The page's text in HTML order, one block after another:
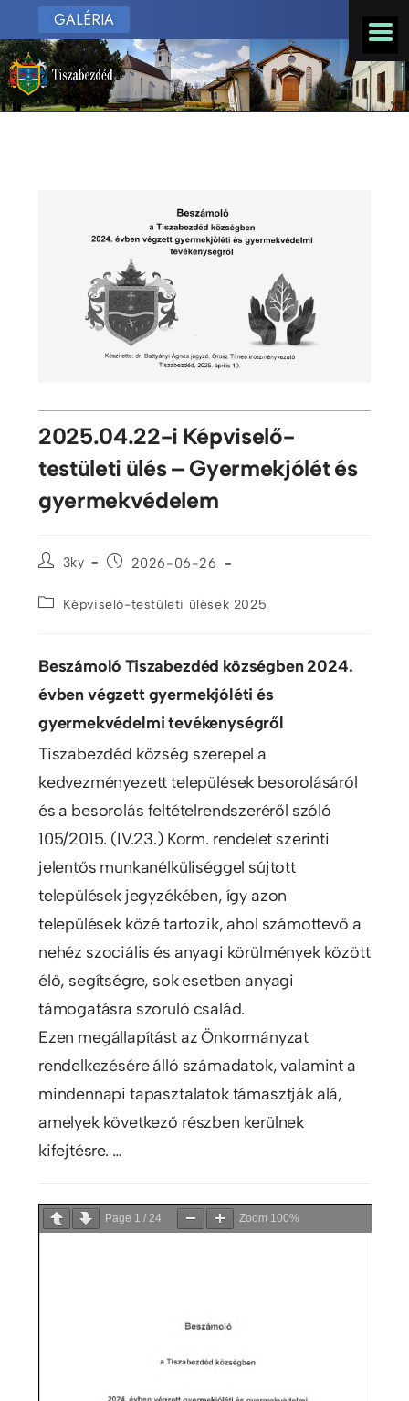
GALÉRIA
2025.04.22-i Képviselő-
testületi ülés – Gyermekjólét és
gyermekvédelem
3ky 2026-06-26
Képviselő-testületi ülések 2025
Beszámoló Tiszabezdéd községben 2024.
évben végzett gyermekjóléti és
gyermekvédelmi tevékenységről
Tiszabezdéd község szerepel a
kedvezményezett települések besorolásáról
és a besorolás feltételrendszeréről szóló
105/2015. (IV.23.) Korm. rendelet szerinti
jelentős munkanélküliséggel sújtott
települések jegyzékében, így azon
települések közé tartozik, ahol számottevő a
nehéz szociális és anyagi körülmények között
élő, segítségre, sok esetben anyagi
támogatásra szoruló család.
Ezen megállapítást az Önkormányzat
rendelkezésére álló számadatok, valamint a
mindennapi tapasztalatok támasztják alá,
amelyek következő részben kerülnek
kifejtésre. …
Page 1 / 24 Zoom 100%